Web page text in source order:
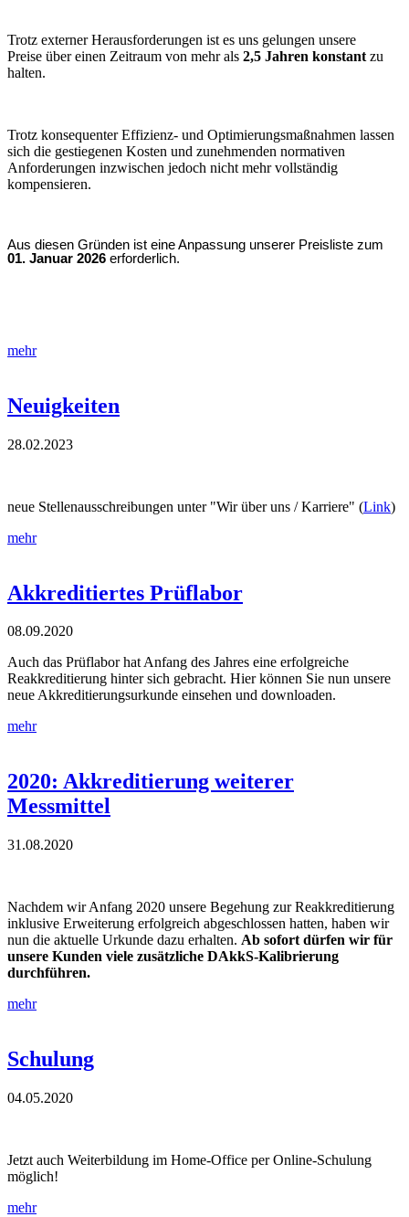
Trotz externer Herausforderungen ist es uns gelungen unsere
Preise über einen Zeitraum von mehr als 2,5 Jahren konstant zu
halten.
Trotz konsequenter Effizienz- und Optimierungsmaßnahmen lassen
sich die gestiegenen Kosten und zunehmenden normativen
Anforderungen inzwischen jedoch nicht mehr vollständig
kompensieren.
Aus diesen Gründen ist eine Anpassung unserer Preisliste zum
01. Januar 2026 erforderlich.
mehr
Neuigkeiten
28.02.2023
neue Stellenausschreibungen unter "Wir über uns / Karriere" (Link)
mehr
Akkreditiertes Prüflabor
08.09.2020
Auch das Prüflabor hat Anfang des Jahres eine erfolgreiche
Reakkreditierung hinter sich gebracht. Hier können Sie nun unsere
neue Akkreditierungsurkunde einsehen und downloaden.
mehr
2020: Akkreditierung weiterer
Messmittel
31.08.2020
Nachdem wir Anfang 2020 unsere Begehung zur Reakkreditierung
inklusive Erweiterung erfolgreich abgeschlossen hatten, haben wir
nun die aktuelle Urkunde dazu erhalten. Ab sofort dürfen wir für
unsere Kunden viele zusätzliche DAkkS-Kalibrierung
durchführen.
mehr
Schulung
04.05.2020
Jetzt auch Weiterbildung im Home-Office per Online-Schulung
möglich!
mehr